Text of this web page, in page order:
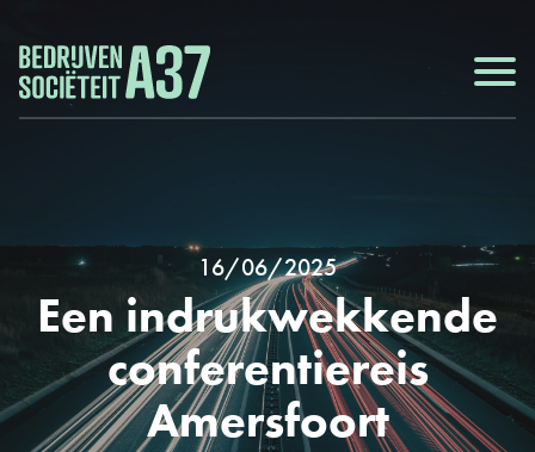
16/06/2025
Een indrukwekkende
conferentiereis
Amersfoort